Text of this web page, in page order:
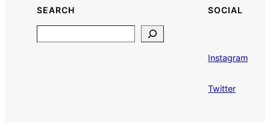
SEARCH SOCIAL
Instagram
Twitter